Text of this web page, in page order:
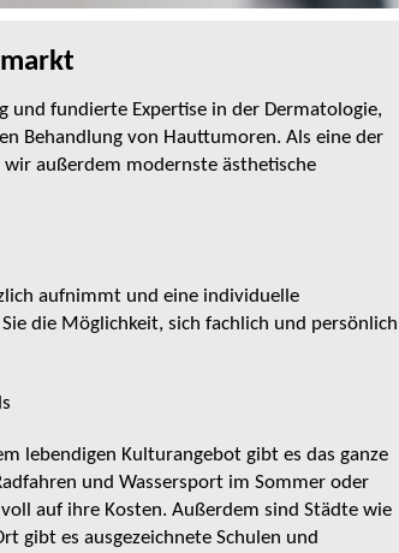
und fundierte Expertise in der Dermatologie,
Behandlung von Hauttumoren. Als eine der
außerdem modernste ästhetische
aufnimmt und eine individuelle
die Möglichkeit, sich fachlich und persönlich
lebendigen Kulturangebot gibt es das ganze
und Wassersport im Sommer oder
auf ihre Kosten. Außerdem sind Städte wie
gibt es ausgezeichnete Schulen und